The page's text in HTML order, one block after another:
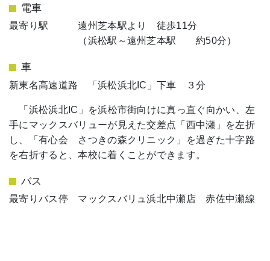
電車
最寄り駅 遠州芝本駅より 徒歩11分
（浜松駅～遠州芝本駅 約50分）
車
新東名高速道路 「浜松浜北IC」下車 ３分
「浜松浜北IC」を浜松市街向けに真っ直ぐ向かい、左
手にマックスバリューが見えた交差点「西中瀬」を左折
し、「有心会 さつきの森クリニック」を過ぎた十字路
を右折すると、本校に着くことができます。
バス
最寄りバス停 マックスバリュ浜北中瀬店 赤佐中瀬線